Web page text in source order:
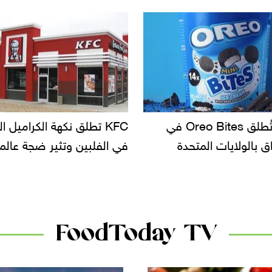
KFC تطلق نكهة الكراميل المملح
وتثير ضجة عالمية
دعوات للتحقيق في أسباب
سحب بعض ألبان الأطفال
FoodToday TV